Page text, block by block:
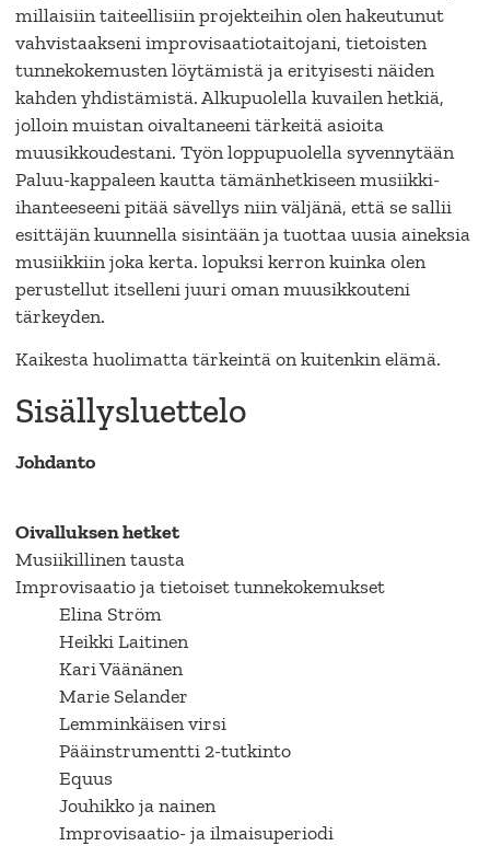
millaisiin taiteellisiin projekteihin olen hakeutunut
vahvistaakseni improvisaatiotaitojani, tietoisten
tunnekokemusten löytämistä ja erityisesti näiden
kahden yhdistämistä. Alkupuolella kuvailen hetkiä,
jolloin muistan oivaltaneeni tärkeitä asioita
muusikkoudestani. Työn loppupuolella syvennytään
Paluu-kappaleen kautta tämänhetkiseen musiikki-
ihanteeseeni pitää sävellys niin väljänä, että se sallii
esittäjän kuunnella sisintään ja tuottaa uusia aineksia
musiikkiin joka kerta. lopuksi kerron kuinka olen
perustellut itselleni juuri oman muusikkouteni
tärkeyden.
Kaikesta huolimatta tärkeintä on kuitenkin elämä.
Sisällysluettelo
Johdanto
Oivalluksen hetket
Musiikillinen tausta
Improvisaatio ja tietoiset tunnekokemukset
Elina Ström
Heikki Laitinen
Kari Väänänen
Marie Selander
Lemminkäisen virsi
Pääinstrumentti 2-tutkinto
Equus
Jouhikko ja nainen
Improvisaatio- ja ilmaisuperiodi